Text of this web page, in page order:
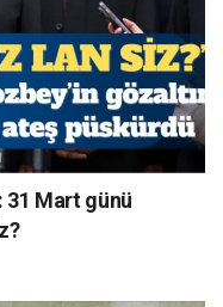
31 Mart günü